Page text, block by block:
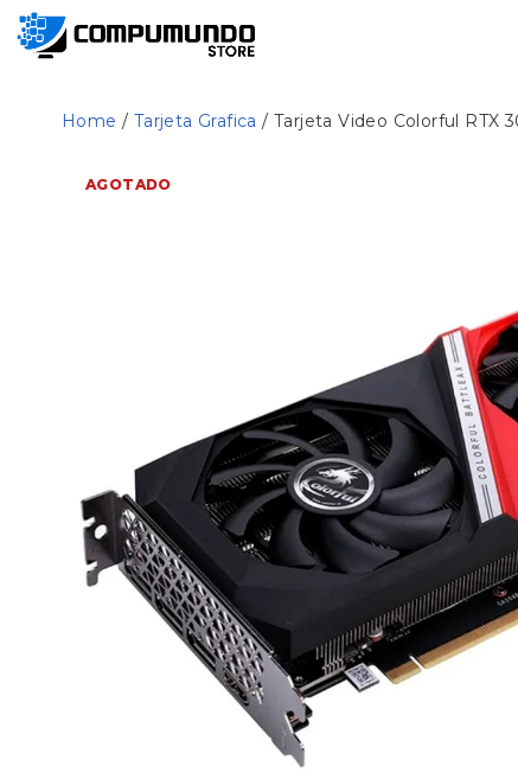
Home / Tarjeta Grafica / Tarjeta Video Colorful RTX
AGOTADO